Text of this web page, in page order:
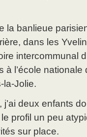
banlieue
dans les
intercommunal
à l’école
la-Jolie.
deux enfants
profil un peu
sur place.